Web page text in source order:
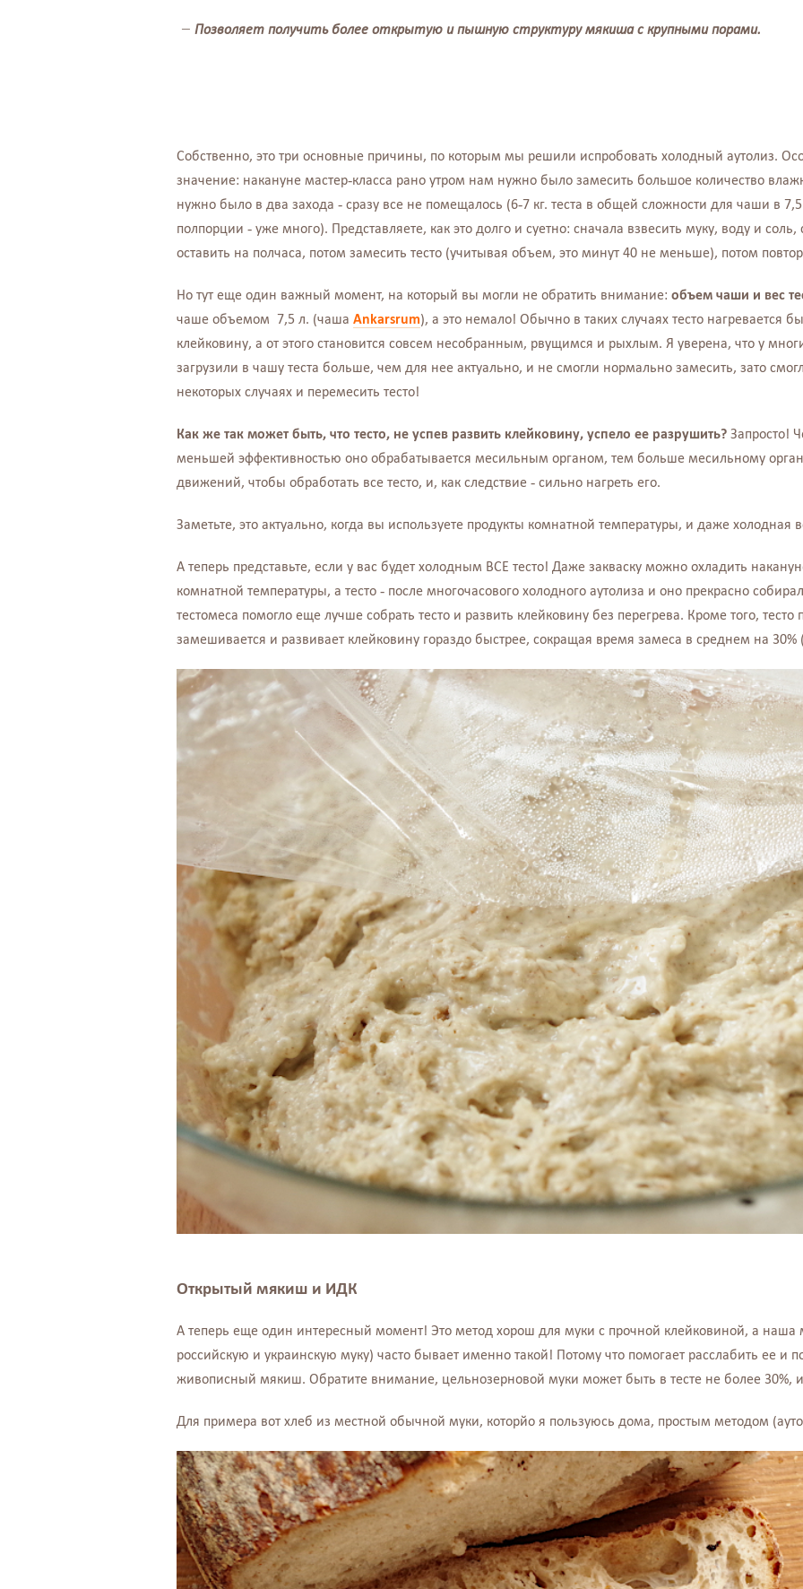
Позволяет получить более открытую и пышную структуру мякиша с крупными порами.
Собственно, это три основные причины, по которым мы решили испробовать холодный аутолиз.
значение: накануне мастер-класса рано утром нам нужно было замесить большое количество
нужно было в два захода - сразу все не помещалось (6-7 кг. теста в общей сложности для чаши в
полпорции - уже много). Представляете, как это долго и суетно: сначала взвесить муку, воду и
оставить на полчаса, потом замесить тесто (учитывая объем, это минут 40 не меньше), потом
Но тут еще один важный момент, на который вы могли не обратить внимание: объем чаши и вес
чаше объемом 7,5 л. (чаша Ankarsrum), а это немало! Обычно в таких случаях тесто нагревается
клейковину, а от этого становится совсем несобранным, рвущимся и рыхлым. Я уверена, что у
загрузили в чашу теста больше, чем для нее актуально, и не смогли нормально замесить, зато
некоторых случаях и перемесить тесто!
Как же так может быть, что тесто, не успев развить клейковину, успело ее разрушить? Запросто!
меньшей эффективностью оно обрабатывается месильным органом, тем больше месильному
движений, чтобы обработать все тесто, и, как следствие - сильно нагреть его.
Заметьте, это актуально, когда вы используете продукты комнатной температуры, и даже холодная
А теперь представьте, если у вас будет холодным ВСЕ тесто! Даже закваску можно охладить
комнатной температуры, а тесто - после многочасового холодного аутолиза и оно прекрасно
тестомеса помогло еще лучше собрать тесто и развить клейковину без перегрева. Кроме того, тесто
замешивается и развивает клейковину гораздо быстрее, сокращая время замеса в среднем на 30%
Открытый мякиш и ИДК
А теперь еще один интересный момент! Это метод хорош для муки с прочной клейковиной, а
российскую и украинскую муку) часто бывает именно такой! Потому что помогает расслабить ее и
живописный мякиш. Обратите внимание, цельнозерновой муки может быть в тесте не более 30%,
Для примера вот хлеб из местной обычной муки, которйо я пользуюсь дома, простым методом